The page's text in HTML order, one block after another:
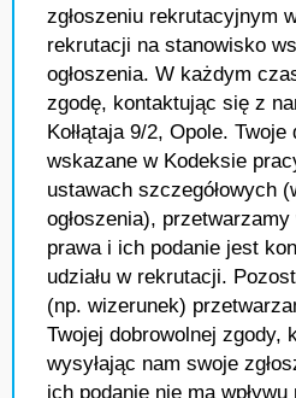
zgłoszeniu rekrutacyjnym
rekrutacji na stanowisko
ogłoszenia. W każdym
zgodę, kontaktując się z
Kołłątaja 9/2, Opole.
wskazane w Kodeksie
ustawach szczegółowych
ogłoszenia),
prawa i ich podanie jest
udziału w rekrutacji.
(np. wizerunek)
Twojej dobrowolnej zgody,
wysyłając nam swoje
ich podanie nie ma